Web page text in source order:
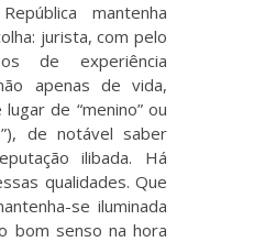
mantenha
jurista, com pelo
de experiência
apenas de vida,
de “menino” ou
de notável saber
ilibada. Há
qualidades. Que
se iluminada
bom senso na hora